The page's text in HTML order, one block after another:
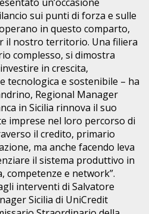
sui punti di forza e sulle
in questo comparto,
il nostro territorio. Una filiera
complesso, si dimostra
in crescita,
tecnologica e sostenibile – ha
Regional Manager
in Sicilia rinnova il suo
imprese nel loro percorso di
il credito, primario
ma anche facendo leva
il sistema produttivo in
competenze e network”.
interventi di Salvatore
Sicilia di UniCredit